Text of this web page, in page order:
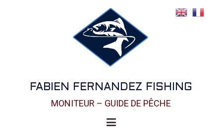
FABIEN FERNANDEZ FISHING
MONITEUR – GUIDE DE PÊCHE